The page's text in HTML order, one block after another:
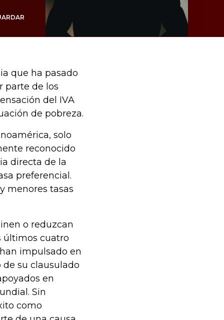
que ha pasado
parte de los
del IVA
de pobreza.
solo
reconocido
directa de la
preferencial.
menores tasas
o reduzcan
últimos cuatro
impulsado en
su clausulado
en
Sin
como